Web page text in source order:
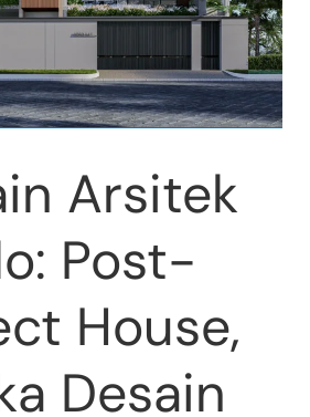
Arsitek
Post-
House,
Desain